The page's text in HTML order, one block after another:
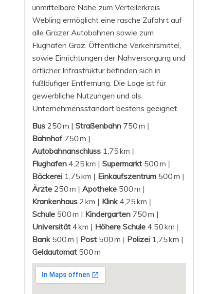
unmittelbare Nähe zum Verteilerkreis
Webling ermöglicht eine rasche Zufahrt auf
alle Grazer Autobahnen sowie zum
Flughafen Graz. Öffentliche Verkehrsmittel,
sowie Einrichtungen der Nahversorgung und
örtlicher Infrastruktur befinden sich in
fußläufiger Entfernung. Die Lage ist für
gewerbliche Nutzungen und als
Unternehmensstandort bestens geeignet.
Bus 250 m | Straßenbahn 750 m |
Bahnhof 750 m |
Autobahnanschluss 1,75 km |
Flughafen 4,25 km | Supermarkt 500 m |
Bäckerei 1,75 km | Einkaufszentrum 500 m |
Ärzte 250 m | Apotheke 500 m |
Krankenhaus 2 km | Klink4,25 km |
Schule 500 m | Kindergarten 750 m |
Universität 4 km | Höhere Schule 4,50 km |
Bank500 m | Post 500 m | Polizei 1,75 km |
Geldautomat 500 m